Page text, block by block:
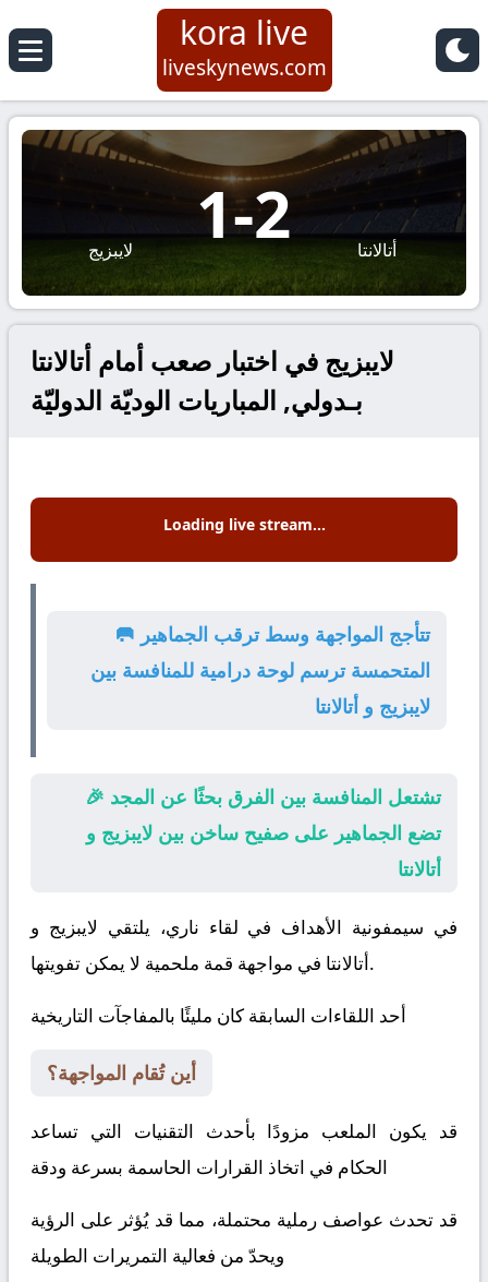
kora live
liveskynews.com
لايبزيج 1-2 أتالانتا
لايبزيج في اختبار صعب أمام أتالانتا
بـدولي, المباريات الوديّة الدوليّة
Loading live stream...
🥅 تتأجج المواجهة وسط ترقب الجماهير
المتحمسة ترسم لوحة درامية للمنافسة بين
لايبزيج و أتالانتا
🎉 تشتعل المنافسة بين الفرق بحثًا عن المجد
تضع الجماهير على صفيح ساخن بين لايبزيج و
أتالانتا
في سيمفونية الأهداف في لقاء ناري، يلتقي لايبزيج و
أتالانتافي مواجهة قمة ملحمية لا يمكن تفويتها.
أحد اللقاءات السابقة كان مليئًا بالمفاجآت التاريخية
أين تُقام المواجهة؟
قد يكون الملعب مزودًا بأحدث التقنيات التي تساعد
الحكام في اتخاذ القرارات الحاسمة بسرعة ودقة
قد تحدث عواصف رملية محتملة، مما قد يُؤثر على الرؤية
ويحدّ من فعالية التمريرات الطويلة